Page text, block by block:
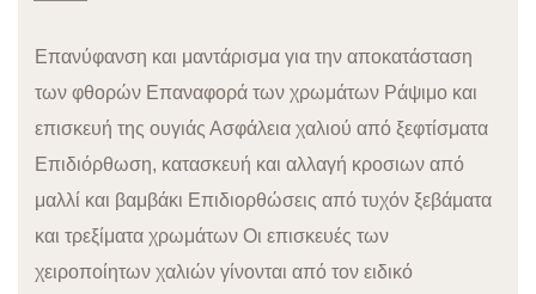
Επανύφανση και μαντάρισμα για την αποκατάσταση
των φθορών Επαναφορά των χρωμάτων Ράψιμο και
επισκευή της ουγιάς Ασφάλεια χαλιού από ξεφτίσματα
Επιδιόρθωση, κατασκευή και αλλαγή κροσιων από
μαλλί και βαμβάκι Επιδιορθώσεις από τυχόν ξεβάματα
και τρεξίματα χρωμάτων Οι επισκευές των
χειροποίητων χαλιών γίνονται από τον ειδικό